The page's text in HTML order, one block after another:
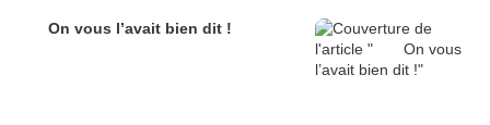
On vous l’avait bien dit !